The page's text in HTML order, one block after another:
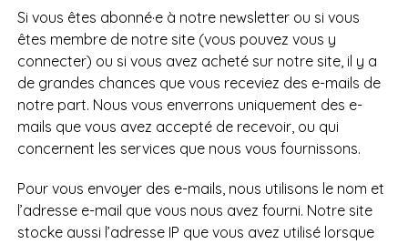
Si vous êtes abonné·e à notre newsletter ou si vous
êtes membre de notre site (vous pouvez vous y
connecter) ou si vous avez acheté sur notre site, il y a
de grandes chances que vous receviez des e-mails de
notre part. Nous vous enverrons uniquement des e-
mails que vous avez accepté de recevoir, ou qui
concernent les services que nous vous fournissons.
Pour vous envoyer des e-mails, nous utilisons le nom et
l’adresse e-mail que vous nous avez fourni. Notre site
stocke aussi l’adresse IP que vous avez utilisé lorsque